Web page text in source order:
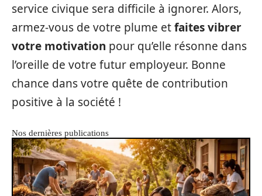
service civique sera difficile à ignorer. Alors,
armez-vous de votre plume etfaites vibrer
votre motivation pour qu’elle résonne dans
l’oreille de votre futur employeur. Bonne
chance dans votre quête de contribution
positive à la société !
Nos dernières publications